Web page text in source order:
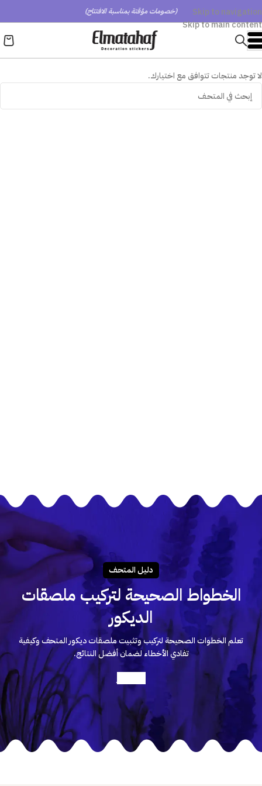
Skip to navigation
Skip to main content
(خصومات مؤقتة بمناسبة الافتتاح)
لا توجد منتجات تتوافق مع اختيارك.
دليـل المتحـف
الخطواط الصحيحة لتركيب ملصقات
الديكور
تعلم الخطوات الصحيحة لتركيب وتثبيت ملصقات ديكور المتحف وكيفية
تفادي الأخطاء لضمان أفضل النتائج.